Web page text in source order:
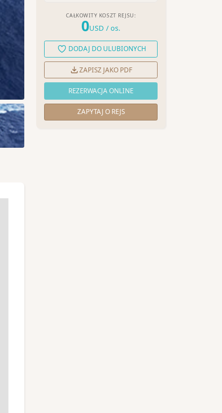
CAŁKOWITY KOSZT REJSU:
0USD / os.
DODAJ DO ULUBIONYCH
ZAPISZ JAKO PDF
REZERWACJA ONLINE
ZAPYTAJ O REJS